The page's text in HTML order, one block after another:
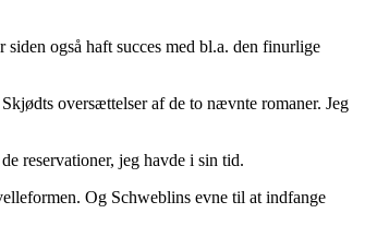
siden også haft succes med bl.a. den finurlige
oversættelser af de to nævnte romaner. Jeg
reservationer, jeg havde i sin tid.
Og Schweblins evne til at indfange